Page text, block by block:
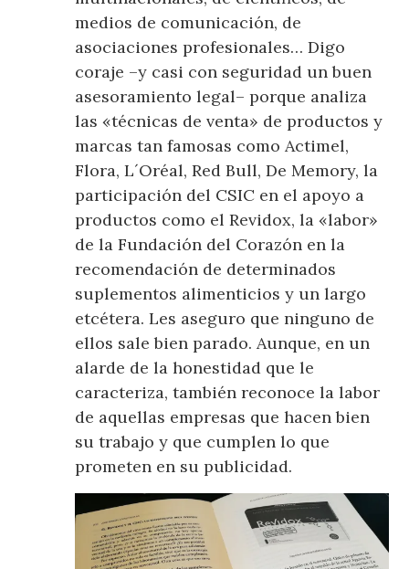
medios de comunicación, de
asociaciones profesionales… Digo
coraje –y casi con seguridad un buen
asesoramiento legal– porque analiza
las «técnicas de venta» de productos y
marcas tan famosas como Actimel,
Flora, L´Oréal, Red Bull, De Memory, la
participación del CSIC en el apoyo a
productos como el Revidox, la «labor»
de la Fundación del Corazón en la
recomendación de determinados
suplementos alimenticios y un largo
etcétera. Les aseguro que ninguno de
ellos sale bien parado. Aunque, en un
alarde de la honestidad que le
caracteriza, también reconoce la labor
de aquellas empresas que hacen bien
su trabajo y que cumplen lo que
prometen en su publicidad.